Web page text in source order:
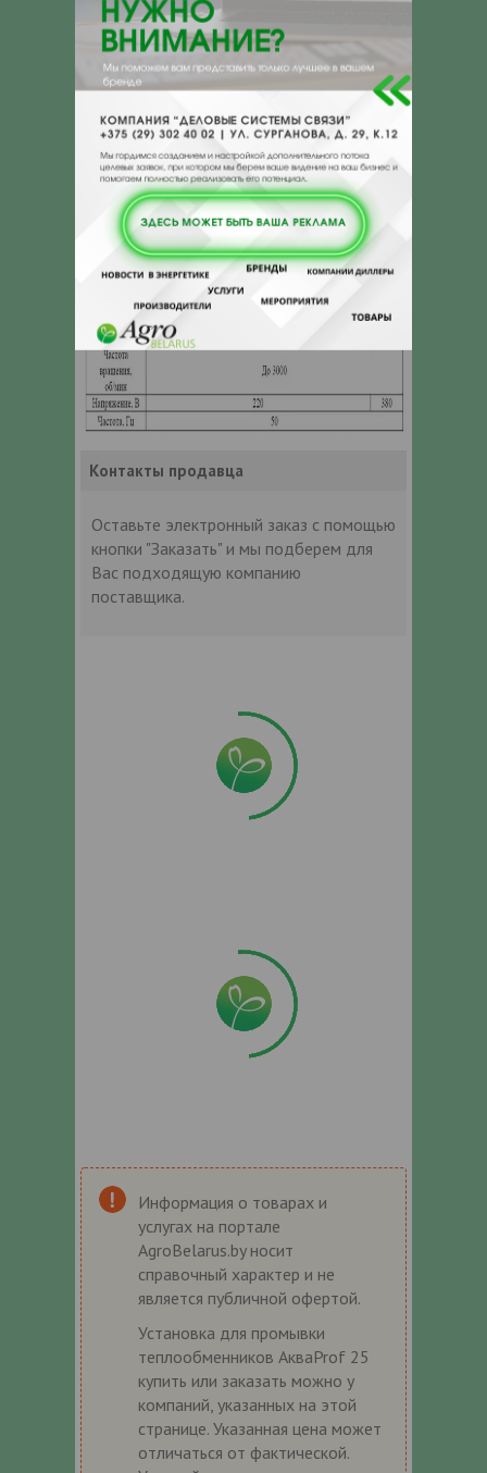
Контакты продавца
Оставьте электронный заказ с помощью
кнопки "Заказать" и мы подберем для
Вас подходящую компанию
поставщика.
Информация о товарах и
услугах на портале
AgroBelarus.by носит
справочный характер и не
является публичной офертой.
Установка для промывки
теплообменников АкваProf 25
купить или заказать можно у
компаний, указанных на этой
странице. Указанная цена может
отличаться от фактической.